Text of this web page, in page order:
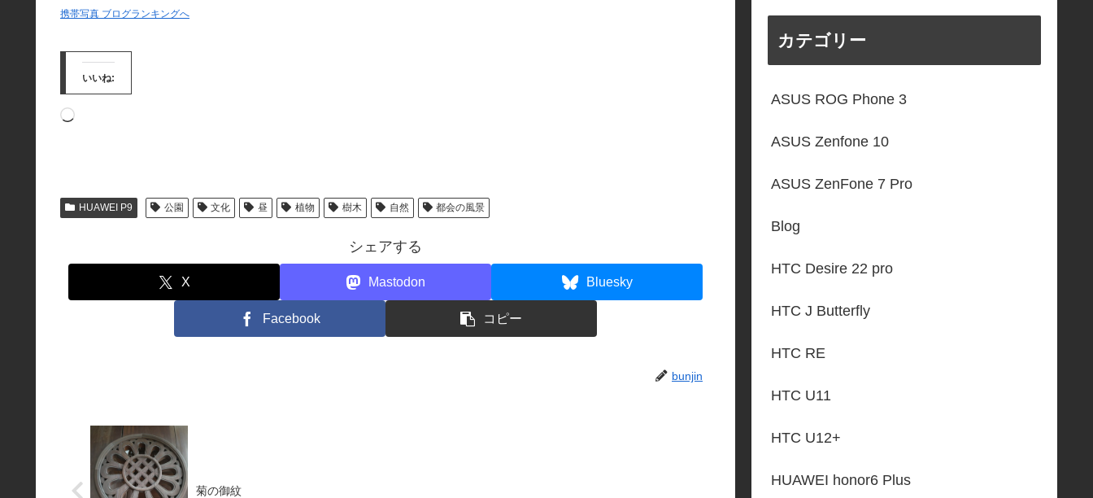
携帯写真 ブログランキングへ
いいね:
読
み
中…
HUAWEI P9 公園 文化 昼 植物 樹木 自然 都会の風景
シェアする
X Mastodon Bluesky
Facebook コピー
bunjin
菊の御紋
カテゴリー
ASUS ROG Phone 3
ASUS Zenfone 10
ASUS ZenFone 7 Pro
Blog
HTC Desire 22 pro
HTC J Butterfly
HTC RE
HTC U11
HTC U12+
HUAWEI honor6 Plus